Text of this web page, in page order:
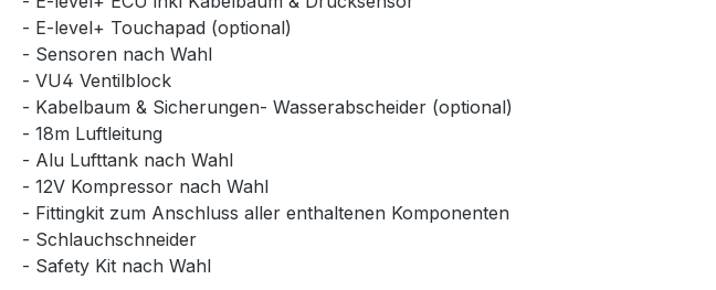
- E-level+ Touchapad (optional)
- Sensoren nach Wahl
- VU4 Ventilblock
- Kabelbaum & Sicherungen- Wasserabscheider (optional)
- 18m Luftleitung
- Alu Lufttank nach Wahl
- 12V Kompressor nach Wahl
- Fittingkit zum Anschluss aller enthaltenen Komponenten
- Schlauchschneider
- Safety Kit nach Wahl